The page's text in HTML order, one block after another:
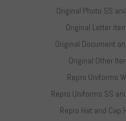
Original Photo SS
Original Letter
Original Document
Original Other
Repro Uniforms
Repro Uniforms SS
Repro Hat and Cap